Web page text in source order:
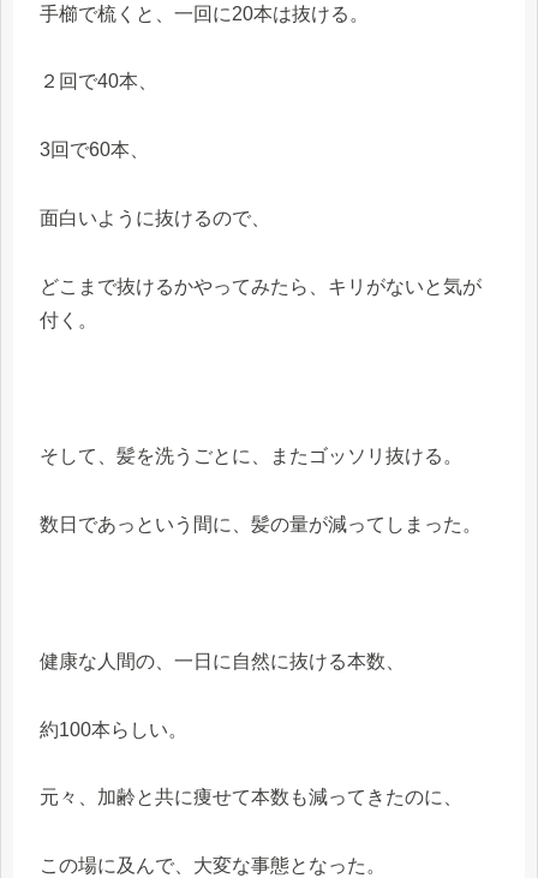
手櫛で梳くと、一回に20本は抜ける。
２回で40本、
3回で60本、
面白いように抜けるので、
どこまで抜けるかやってみたら、キリがないと気が
付く。
そして、髪を洗うごとに、またゴッソリ抜ける。
数日であっという間に、髪の量が減ってしまった。
健康な人間の、一日に自然に抜ける本数、
約100本らしい。
元々、加齢と共に痩せて本数も減ってきたのに、
この場に及んで、大変な事態となった。